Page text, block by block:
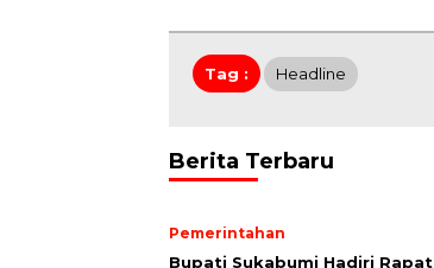
Tag : Headline
Berita Terbaru
Pemerintahan
Bupati Sukabumi Hadiri Rapat